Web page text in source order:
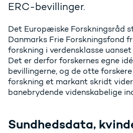
ERC-bevillinger.
Det Europæiske Forskningsråd
Danmarks Frie Forskningsfond
forskning i verdensklasse
Det er derfor forskernes egne
bevillingerne, og de otte
forskning et markant skridt
banebrydende videnskabelige
Sundhedsdata,